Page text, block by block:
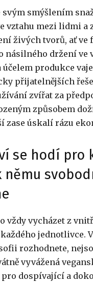
svým smýšlením
vztahu mezi lidmi a
živých tvorů, ať ve
násilného držení ve
produkce
přijatelnějších
zvířat za
způsobem
zase úskalí rázu
se hodí pro
němu
vždy vycházet z
jednotlivce.
rozhodnete,
vyvážená
dospívající a